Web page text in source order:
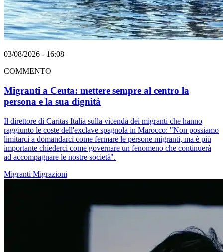
03/08/2026 - 16:08
COMMENTO
Migranti a Ceuta: mettere sempre al centro la
persona e la sua dignità
Il direttore di Caritas Italia sulla vicenda dei migranti che hanno
raggiunto le coste dell'exclave spagnola in Marocco: "Non possiamo
limitarci a domandarci come fermare le persone migranti, ma è più
importante chiederci come governare un fenomeno che continuerà
ad accompagnare le nostre società".
Migranti Migrazioni